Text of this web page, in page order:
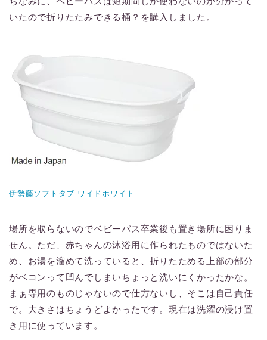
いたので折りたたみできる桶？を購入しました。
伊勢藤ソフトタブ ワイドホワイト
場所を取らないのでベビーバス卒業後も置き場所に困りま
せん。ただ、赤ちゃんの沐浴用に作られたものではないた
め、お湯を溜めて洗っていると、折りたためる上部の部分
がベコンって凹んでしまいちょっと洗いにくかったかな。
まぁ専用のものじゃないので仕方ないし、そこは自己責任
で。大きさはちょうどよかったです。現在は洗濯の浸け置
き用に使っています。